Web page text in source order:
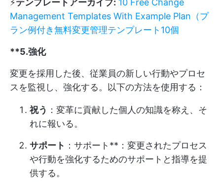
⚡️テンプレートアーカイブ: 10 Free Change
Management Templates With Example Plan（プ
ラン例付き無料変更管理テンプレート10個
**5.強化
変更を採用した後、従業員の新しい行動やプロセ
スを監視し、強化する。以下の方法を使用する：
祝う ：変革に貢献した個人の知識を称え、そ
れに報いる。
サポート ：サポート**：変更されたプロセス
や行動を強化するためのサポートと指導を提
供する。